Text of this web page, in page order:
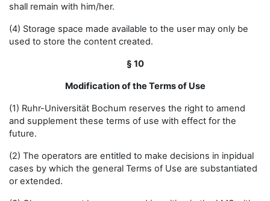
shall remain with him/her.
(4) Storage space made available to the user may only be
used to store the content created.
§ 10
Modification of the Terms of Use
(1) Ruhr-Universität Bochum reserves the right to amend
and supplement these terms of use with effect for the
future.
(2) The operators are entitled to make decisions in inpidual
cases by which the general Terms of Use are substantiated
or extended.